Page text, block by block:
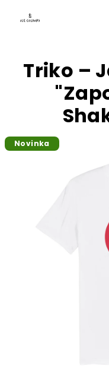
Triko –
Novinka